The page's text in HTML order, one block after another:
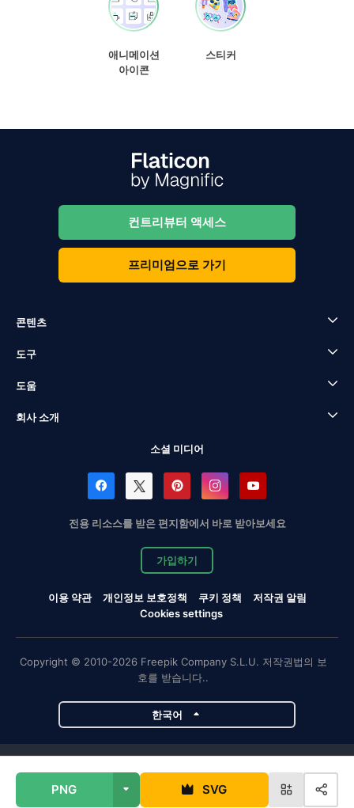
PNG SVG
애니메이션
아이콘
스티커
컨트리뷰터 액세스
프리미엄으로 가기
콘텐츠
도구
도움
회사 소개
소셜 미디어
전용 리소스를 받은 편지함에서 바로 받아보세요
가입하기
이용 약관 개인정보 보호정책 쿠키 정책
저작권 알림
Cookies settings
Copyright © 2010-2026 Freepik Company S.L.U. 저작권법의 보
호를 받습니다..
한국어